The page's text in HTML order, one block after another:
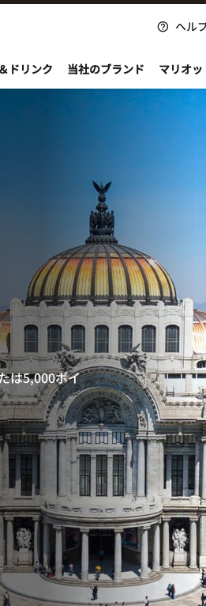
ヘル
ドリンク 当社のブランド マリオ
は5,000ポイ